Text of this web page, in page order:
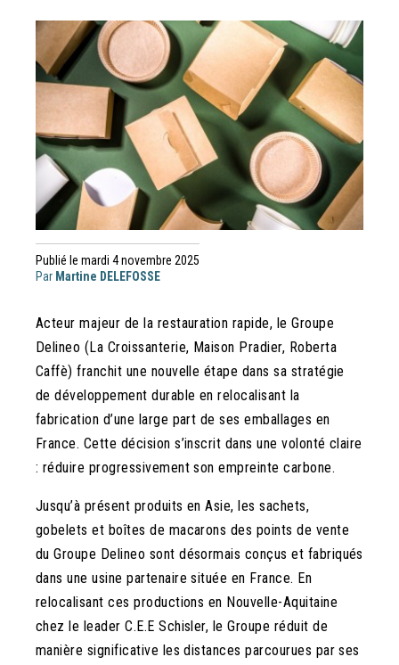
Publié le mardi 4 novembre 2025
Par Martine DELEFOSSE
Acteur majeur de la restauration rapide, le Groupe
Delineo (La Croissanterie, Maison Pradier, Roberta
Caffè) franchit une nouvelle étape dans sa stratégie
de développement durable en relocalisant la
fabrication d’une large part de ses emballages en
France. Cette décision s’inscrit dans une volonté claire
: réduire progressivement son empreinte carbone.
Jusqu’à présent produits en Asie, les sachets,
gobelets et boîtes de macarons des points de vente
du Groupe Delineo sont désormais conçus et fabriqués
dans une usine partenaire située en France. En
relocalisant ces productions en Nouvelle-Aquitaine
chez le leader C.E.E Schisler, le Groupe réduit de
manière significative les distances parcourues par ses